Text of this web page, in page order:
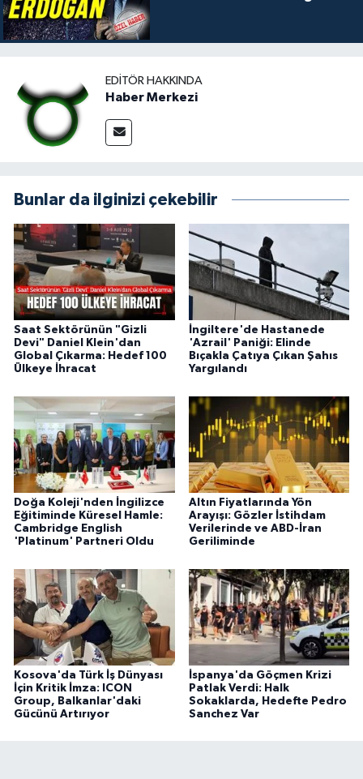
EDITÖR HAKKINDA
Haber Merkezi
Bunlar da ilginizi çekebilir
Saat Sektörünün "Gizli
Devi" Daniel Klein'dan
Global Çıkarma: Hedef 100
Ülkeye İhracat
İngiltere'de Hastanede
'Azrail' Paniği: Elinde
Bıçakla Çatıya Çıkan Şahıs
Yargılandı
Doğa Koleji'nden İngilizce
Eğitiminde Küresel Hamle:
Cambridge English
'Platinum' Partneri Oldu
Altın Fiyatlarında Yön
Arayışı: Gözler İstihdam
Verilerinde ve ABD-İran
Geriliminde
Kosova'da Türk İş Dünyası
İçin Kritik İmza: ICON
Group, Balkanlar'daki
Gücünü Artırıyor
İspanya'da Göçmen Krizi
Patlak Verdi: Halk
Sokaklarda, Hedefte Pedro
Sanchez Var